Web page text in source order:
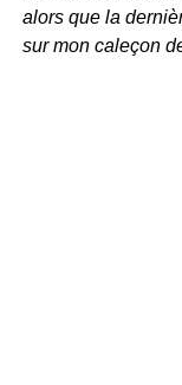
alors que la
sur mon caleçon